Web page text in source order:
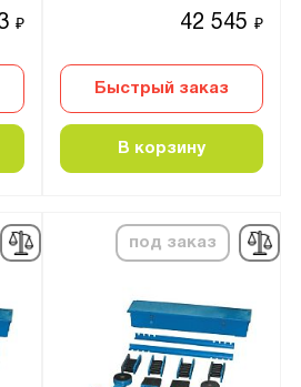
₽ 42 545₽
Быстрый заказ
В корзину
под заказ